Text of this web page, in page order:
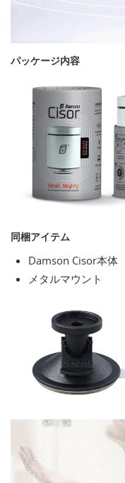
パッケージ内容
同梱アイテム
Damson Cisor本体
メタルマウント